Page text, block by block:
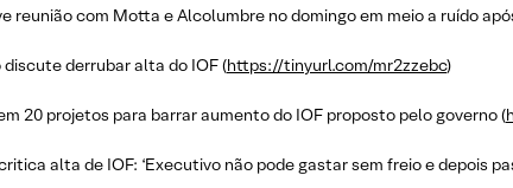
reunião com Motta e Alcolumbre no domingo em meio a ruído
discute derrubar alta do IOF (https://tinyurl.com/mr2zzebc)
20 projetos para barrar aumento do IOF proposto pelo governo (
alta de IOF: ‘Executivo não pode gastar sem freio e depois